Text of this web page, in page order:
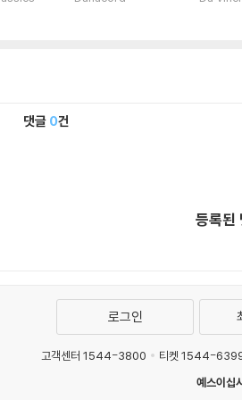
[24
댓글 0건
등록된
로그인
고객센터 1544-3800 티켓 1544-
예스이십